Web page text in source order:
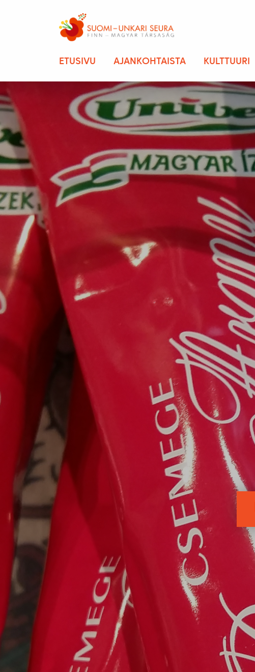
ETUSIVU AJANKOHTAISTA KULTTUURI